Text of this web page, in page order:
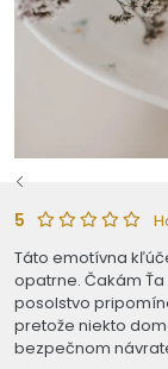
5
Táto emotívna
opatrne. Čakám
posolstvo
pretože niekto
bezpečnom